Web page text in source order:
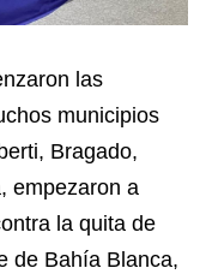
las
municipios
Bragado,
empezaron a
la quita de
de Bahía Blanca,